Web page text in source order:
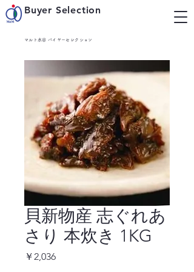
Buyer Selection
マルト水谷 バイヤーセレクション
貝新物産 志ぐれあ
さり 本炊き 1KG
￥2,036価